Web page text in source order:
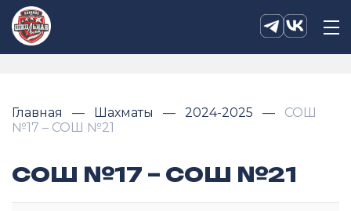
Главная Шахматы 2024-2025
СОШ
№17 – СОШ №21
СОШ №17 – СОШ №21